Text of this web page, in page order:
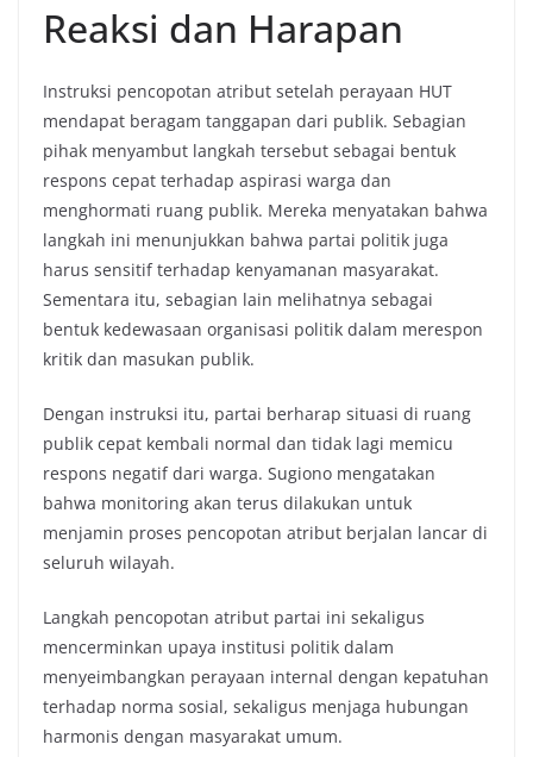
Reaksi dan Harapan
Instruksi pencopotan atribut setelah perayaan HUT
mendapat beragam tanggapan dari publik. Sebagian
pihak menyambut langkah tersebut sebagai bentuk
respons cepat terhadap aspirasi warga dan
menghormati ruang publik. Mereka menyatakan bahwa
langkah ini menunjukkan bahwa partai politik juga
harus sensitif terhadap kenyamanan masyarakat.
Sementara itu, sebagian lain melihatnya sebagai
bentuk kedewasaan organisasi politik dalam merespon
kritik dan masukan publik.
Dengan instruksi itu, partai berharap situasi di ruang
publik cepat kembali normal dan tidak lagi memicu
respons negatif dari warga. Sugiono mengatakan
bahwa monitoring akan terus dilakukan untuk
menjamin proses pencopotan atribut berjalan lancar di
seluruh wilayah.
Langkah pencopotan atribut partai ini sekaligus
mencerminkan upaya institusi politik dalam
menyeimbangkan perayaan internal dengan kepatuhan
terhadap norma sosial, sekaligus menjaga hubungan
harmonis dengan masyarakat umum.